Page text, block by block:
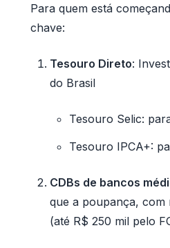
Para quem está
chave:
Tesouro Direto:
do Brasil
Tesouro Selic:
Tesouro IPCA+:
CDBs de bancos
que a poupança, com
(até R$ 250 mil pelo